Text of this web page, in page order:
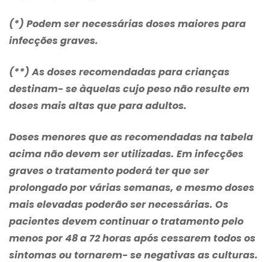
(*) Podem ser necessárias doses maiores para
infecções graves.
(**) As doses recomendadas para crianças
destinam- se àquelas cujo peso não resulte em
doses mais altas que para adultos.
Doses menores que as recomendadas na tabela
acima não devem ser utilizadas. Em infecções
graves o tratamento poderá ter que ser
prolongado por várias semanas, e mesmo doses
mais elevadas poderão ser necessárias. Os
pacientes devem continuar o tratamento pelo
menos por 48 a 72 horas após cessarem todos os
sintomas ou tornarem- se negativas as culturas.